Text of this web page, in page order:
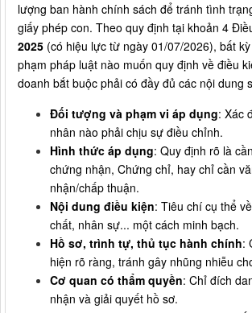
lượng ban hành chính sách để tránh tình
giấy phép con. Theo quy định tại khoản 4
2025 (có hiệu lực từ ngày 01/07/2026), bất
phạm pháp luật nào muốn quy định về điều
doanh bắt buộc phải có đầy đủ các nội dung
Đối tượng và phạm vi áp dụng: Xác
nhân nào phải chịu sự điều chỉnh.
Hình thức áp dụng: Quy định rõ là
chứng nhận, Chứng chỉ, hay chỉ cần
nhận/chấp thuận.
Nội dung điều kiện: Tiêu chí cụ thể
chất, nhân sự... một cách minh bạch.
Hồ sơ, trình tự, thủ tục hành chính:
hiện rõ ràng, tránh gây nhũng nhiễu
Cơ quan có thẩm quyền: Chỉ đích
nhận và giải quyết hồ sơ.